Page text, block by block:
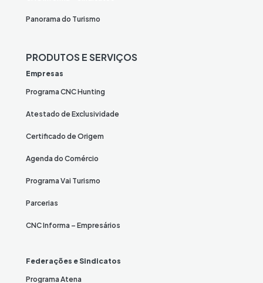
Panorama do Turismo
PRODUTOS E SERVIÇOS
Empresas
Programa CNC Hunting
Atestado de Exclusividade
Certificado de Origem
Agenda do Comércio
Programa Vai Turismo
Parcerias
CNC Informa – Empresários
Federações e Sindicatos
Programa Atena